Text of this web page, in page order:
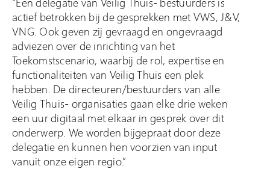
actief betrokken bij de gesprekken met VWS, J&V,
VNG. Ook geven zij gevraagd en ongevraagd
adviezen over de inrichting van het
Toekomstscenario, waarbij de rol, expertise en
functionaliteiten van Veilig Thuis een plek
hebben. De directeuren/bestuurders van alle
Veilig Thuis- organisaties gaan elke drie weken
een uur digitaal met elkaar in gesprek over dit
onderwerp. We worden bijgepraat door deze
delegatie en kunnen hen voorzien van input
vanuit onze eigen regio.”